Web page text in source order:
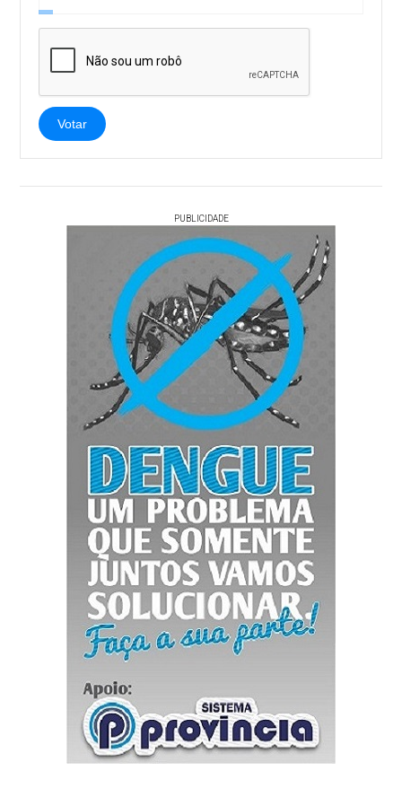
Votar
PUBLICIDADE